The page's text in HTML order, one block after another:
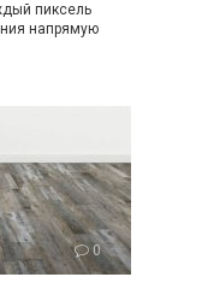
пиксель
напрямую
0